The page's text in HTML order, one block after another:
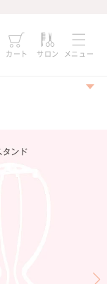
カート サロン メニュー